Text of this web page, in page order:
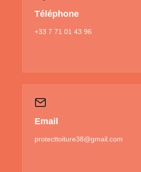
Téléphone
+33 7 71 01 43 96
Email
protecttoiture38@gmail.com